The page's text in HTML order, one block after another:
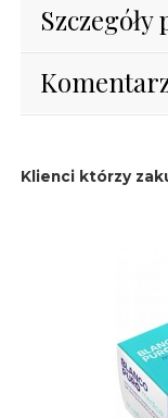
Klienci którzy